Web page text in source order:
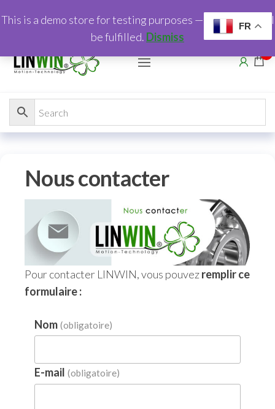
Nous contacter
Pour contacter LINWIN, vous pouvezremplir ce
formulaire :
Nom (obligatoire)
E-mail (obligatoire)
FR
This is a demo store for testing purposes — no orders shall
be fulfilled. Dismiss